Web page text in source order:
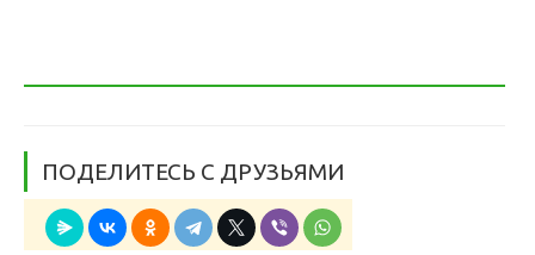
ПОДЕЛИТЕСЬ С ДРУЗЬЯМИ